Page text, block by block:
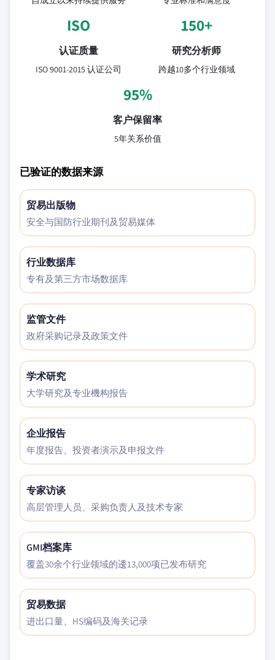
ISO
认证质量
ISO 9001-2015 认证公司
150+
研究分析师
跨越10多个行业领域
95%
客户保留率
5年关系价值
已验证的数据来源
贸易出版物
安全与国防行业期刊及贸易媒体
行业数据库
专有及第三方市场数据库
监管文件
政府采购记录及政策文件
学术研究
大学研究及专业機构报告
企业报告
年度报告、投资者演示及申报文件
专家访谈
高层管理人员、采购负责人及技术专家
GMI档案库
覆盖30余个行业领域的逶13,000项已发布研究
贸易数据
进出口量、HS编码及海关记录